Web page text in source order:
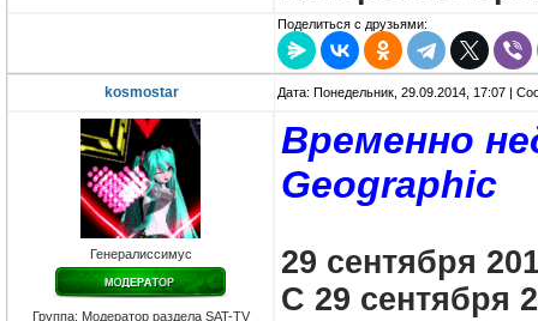
Поделиться с друзьями:
kosmostar Дата: Понедельник, 29.09.2014, 17:07 |
Генералиссимус
Группа: Модератор раздела SAT-TV
Временно
Geographic
29 сентября
С 29 сентября